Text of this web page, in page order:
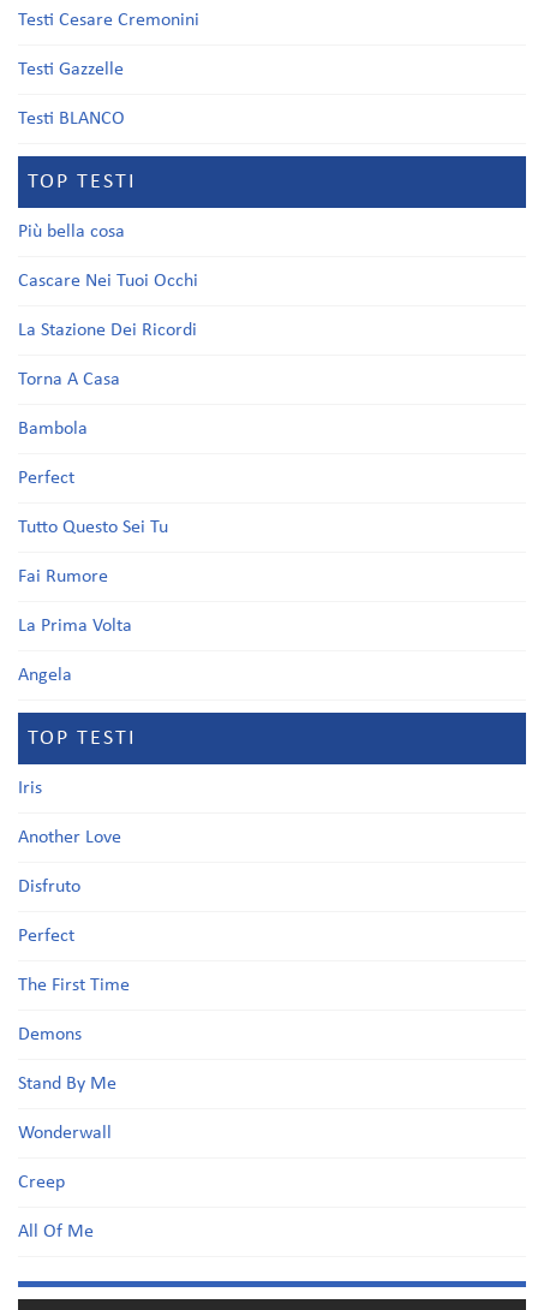
Testi Cesare Cremonini
Testi Gazzelle
Testi BLANCO
TOP TESTI
Più bella cosa
Cascare Nei Tuoi Occhi
La Stazione Dei Ricordi
Torna A Casa
Bambola
Perfect
Tutto Questo Sei Tu
Fai Rumore
La Prima Volta
Angela
TOP TESTI
Iris
Another Love
Disfruto
Perfect
The First Time
Demons
Stand By Me
Wonderwall
Creep
All Of Me